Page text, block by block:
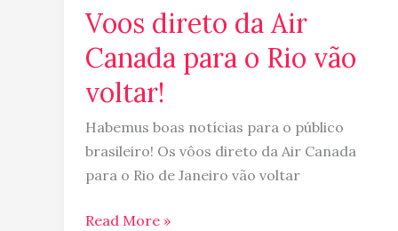
Voos direto da Air
Canada para o Rio vão
voltar!
Habemus boas notícias para o público
brasileiro! Os vôos direto da Air Canada
para o Rio de Janeiro vão voltar
vão
voltar!
Read More »